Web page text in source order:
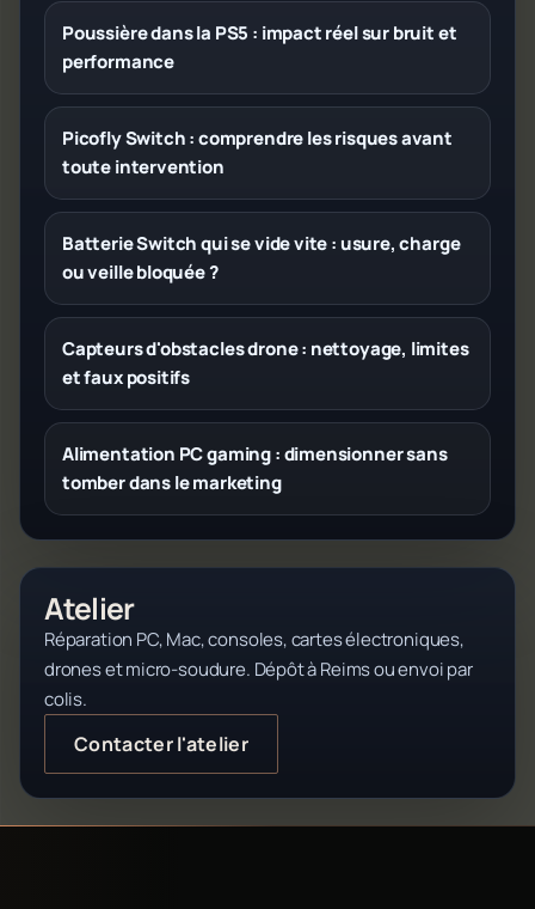
Poussière dans la PS5 : impact réel sur bruit et
performance
Picofly Switch : comprendre les risques avant
toute intervention
Batterie Switch qui se vide vite : usure, charge
ou veille bloquée ?
Capteurs d'obstacles drone : nettoyage, limites
et faux positifs
Alimentation PC gaming : dimensionner sans
tomber dans le marketing
Atelier
Réparation PC, Mac, consoles, cartes électroniques,
drones et micro-soudure. Dépôt à Reims ou envoi par
colis.
Contacter l'atelier